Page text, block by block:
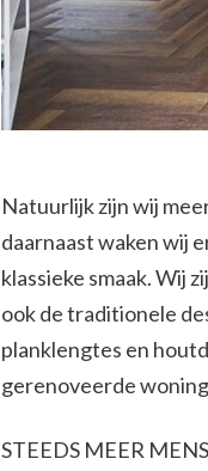
Natuurlijk zijn wij
daarnaast waken wij
klassieke smaak. Wij
ook de traditionele
planklengtes en
gerenoveerde
STEEDS MEER